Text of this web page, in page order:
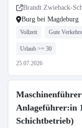
Brandt Zwieback-
Burg bei Magdeburg
Vollzeit Gute
Urlaub >= 30
25.07.2026
Anlageführer:in
Schichtbetrieb)